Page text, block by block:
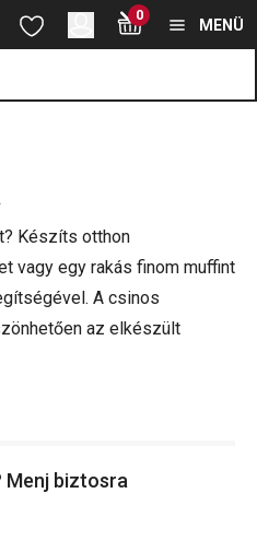
tartalomhoz 0
MENÜ
Készíts otthon
vagy egy rakás finom muffint
A csinos
az elkészült
alkalomra találsz
Menj biztosra